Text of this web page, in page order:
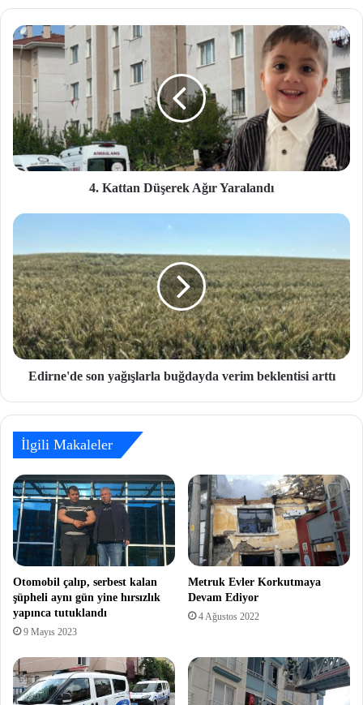
site
si
4. Kattan Düşerek Ağır Yaralandı
Edirne'de son yağışlarla buğdayda verim beklentisi arttı
İlgili Makaleler
Otomobil çalıp, serbest kalan
şüpheli aynı gün yine hırsızlık
yapınca tutuklandı
9 Mayıs 2023
Metruk Evler Korkutmaya
Devam Ediyor
4 Ağustos 2022